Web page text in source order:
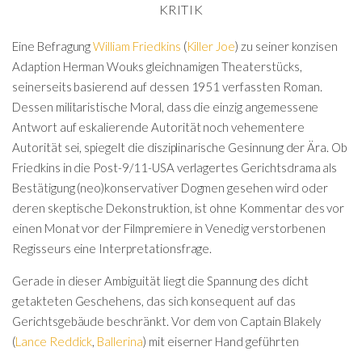
KRITIK
Eine BefragungWilliam Friedkins (Killer Joe) zu seiner konzisen
Adaption Herman Wouks gleichnamigen Theaterstücks,
seinerseits basierend auf dessen 1951 verfassten Roman.
Dessen militaristische Moral, dass die einzig angemessene
Antwort auf eskalierende Autorität noch vehementere
Autorität sei, spiegelt die disziplinarische Gesinnung der Ära. Ob
Friedkins in die Post-9/11-USA verlagertes Gerichtsdrama als
Bestätigung (neo)konservativer Dogmen gesehen wird oder
deren skeptische Dekonstruktion, ist ohne Kommentar des vor
einen Monat vor der Filmpremiere in Venedig verstorbenen
Regisseurs eine Interpretationsfrage.
Gerade in dieser Ambiguität liegt die Spannung des dicht
getakteten Geschehens, das sich konsequent auf das
Gerichtsgebäude beschränkt. Vor dem von Captain Blakely
(Lance Reddick Ballerina) mit eiserner Hand geführten